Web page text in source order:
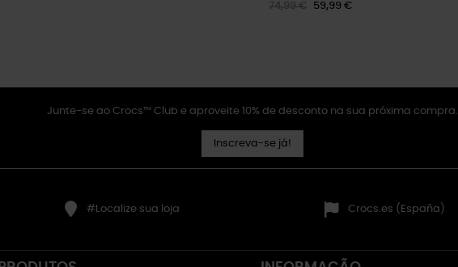
74,99 € 59,99 €
Junte-se ao Crocs™ Club e aproveite 10% de desconto na sua próxima compra.
Inscreva-se já!
#Localize sua loja Crocs.es (España)